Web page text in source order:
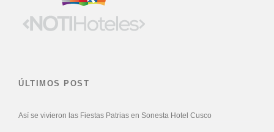
ÚLTIMOS POST
Así se vivieron las Fiestas Patrias en Sonesta Hotel Cusco